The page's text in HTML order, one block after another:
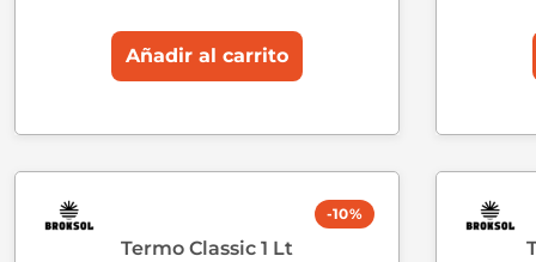
Añadir al carrito
-10%
Termo Classic 1 Lt